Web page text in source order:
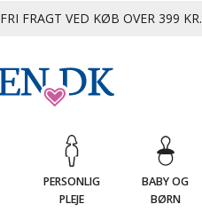
FRI FRAGT VED KØB OVER 399 KR.
PERSONLIG
PLEJE
BABY OG
BØRN